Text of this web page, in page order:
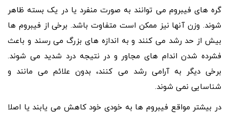
گره های فیبروم می توانند به صورت منفرد یا در یک بسته ظاهر
شوند. وزن آنها نیز ممکن است متفاوت باشد. برخی از فیبروم ها
بیش از حد رشد می کنند و به اندازه های بزرگ می رسند و باعث
فشرده شدن اندام های مجاور و در نتیجه درد شدید می شوند.
برخی دیگر به آرامی رشد می کنند، بدون علائم می مانند و
شناسایی نمی شوند.
در بیشتر مواقع فیبروم ها به خودی خود کاهش می یابند یا اصلا